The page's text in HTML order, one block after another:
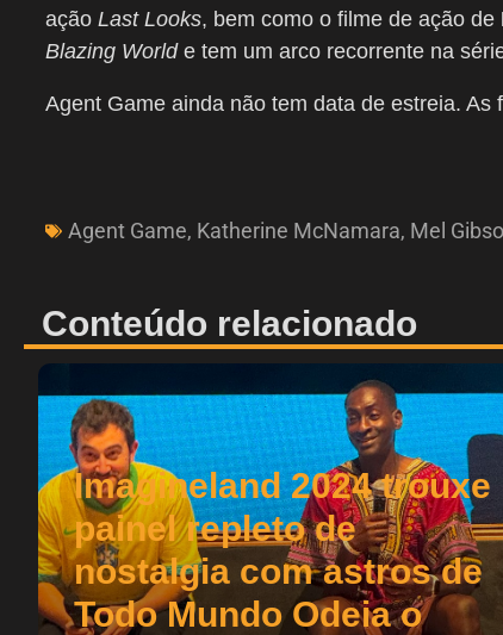
ação Last Looks, bem como o filme de ação de
Blazing Worlde tem um arco recorrente na
Agent Game ainda não tem data de estreia.
Agent Game, Katherine McNamara, Mel
Conteúdo relacionado
Imagineland 2024 trouxe
painel repleto de
nostalgia com astros de
Todo Mundo Odeia o